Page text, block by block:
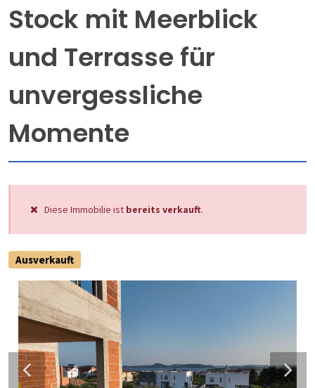
Stock mit Meerblick
und Terrasse für
unvergessliche
Momente
Diese Immobilie ist bereits verkauft.
Ausverkauft